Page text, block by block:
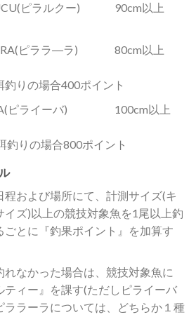
ピラルクー) 90cm以上
ピララ―ラ) 80cm以上
釣りの場合400ポイント
ピライーバ) 100cm以上
釣りの場合800ポイント
程および場所にて、計測サイズ(キ
イズ)以上の競技対象魚を1尾以上釣
ごとに『釣果ポイント』を加算す
れなかった場合は、競技対象魚に
ティー』を課す(ただしピライーバ
ララーラについては、どちらか１種